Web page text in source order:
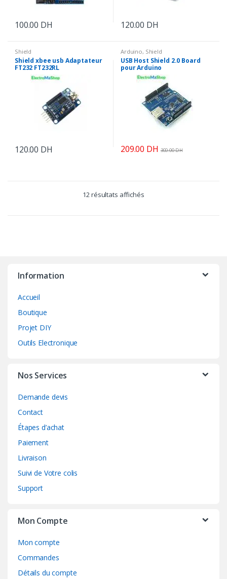
100.00 DH 120.00 DH
Shield
Shield xbee usb Adaptateur
FT232 FT232RL
120.00 DH
Arduino, Shield
USB Host Shield 2.0 Board
pour Arduino
209.00 DH 300.00DH
12 résultats affichés
Information
Accueil
Boutique
Projet DIY
Outils Electronique
Nos Services
Demande devis
Contact
Étapes d’achat
Paiement
Livraison
Suivi de Votre colis
Support
Mon Compte
Mon compte
Commandes
Détails du compte